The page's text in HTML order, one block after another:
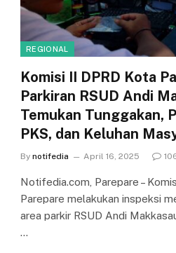
REGIONAL
Komisi II DPRD Kota
Parkiran RSUD Andi
Temukan Tunggakan,
PKS, dan Keluhan
By notifedia April 16, 2025
Notifedia.com, Parepare –
Parepare melakukan inspeksi
area parkir RSUD Andi
…